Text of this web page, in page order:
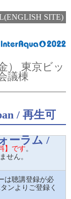
SITE)
） 東京ビッ
議棟
/ 再生可
ーラム /
】です 。
せん。
は聴講登録が必
ンよりご登録く